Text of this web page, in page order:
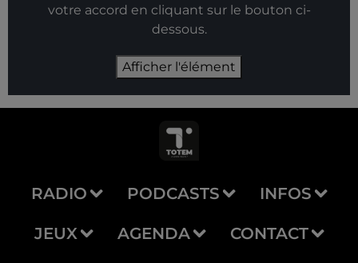
votre accord en cliquant sur le bouton ci-
dessous.
Afficher l'élément
RADIO PODCASTS INFOS
JEUX AGENDA CONTACT